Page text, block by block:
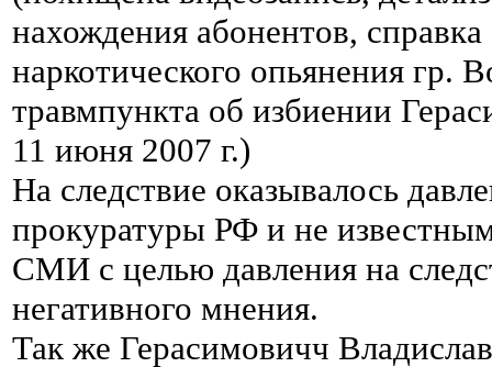
нахождения абонентов,
наркотического опьянения гр.
травмпункта об избиении
11 июня 2007 г.)
На следствие оказывалось
прокуратуры РФ и не
СМИ с целью давления на
негативного мнения.
Так же Герасимовичч